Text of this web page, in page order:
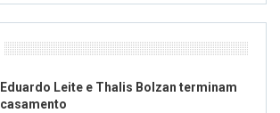
Eduardo Leite e Thalis Bolzan terminam
casamento